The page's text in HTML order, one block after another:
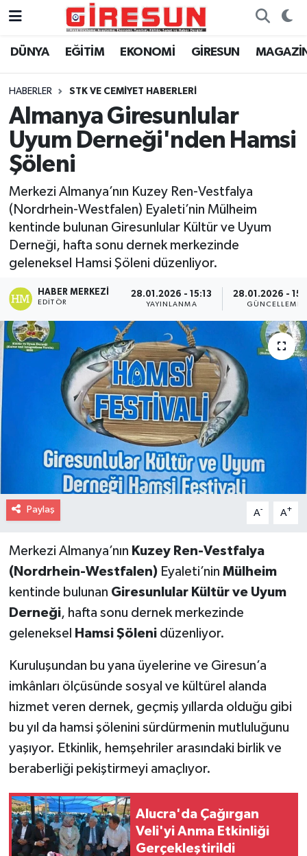
DÜNYA EĞİTİM EKONOMİ GİRESUN
HABERLER STK VE CEMİYET HABERLERİ
Almanya Giresunlular
Uyum Derneği'nden Hamsi
Şöleni
Merkezi Almanya’nın Kuzey Ren-Vestfalya
(Nordrhein-Westfalen) Eyaleti’nin Mülheim
kentinde bulunan Giresunlular Kültür ve Uyum
Derneği, hafta sonu dernek merkezinde
geleneksel Hamsi Şöleni düzenliyor.
HABER MERKEZI
EDITÖR
28.01.2026 - 15:13
YAYINLANMA
28.01.2026 -
GÜNCELLEME
Paylaş A- A+
Merkezi Almanya’nın Kuzey Ren-Vestfalya
(Nordrhein-Westfalen)Eyaleti’nin Mülheim
kentinde bulunan Giresunlular Kültür ve Uyum
Derneği, hafta sonu dernek merkezinde
geleneksel
Hamsi Şölenidüzenliyor.
Kuruluşundan bu yana üyelerine ve Giresun’a
imkânları ölçüsünde sosyal ve kültürel alanda
hizmet veren dernek, geçmiş yıllarda olduğu gibi
bu yıl da hamsi şölenini sürdürmenin mutluluğunu
yaşıyor. Etkinlik, hemşehriler arasındaki birlik ve
beraberliği pekiştirmeyi amaçlıyor.
Alucra'da Çağırgan
Veli'yi Anma Etkinliği
Gerçekleştirildi
Hava Durumu
Trafik Durumu
Süper Lig Puan Durumu ve Fikstür
Tüm Manşetler
Son Dakika Haberleri
Haber Arşivi